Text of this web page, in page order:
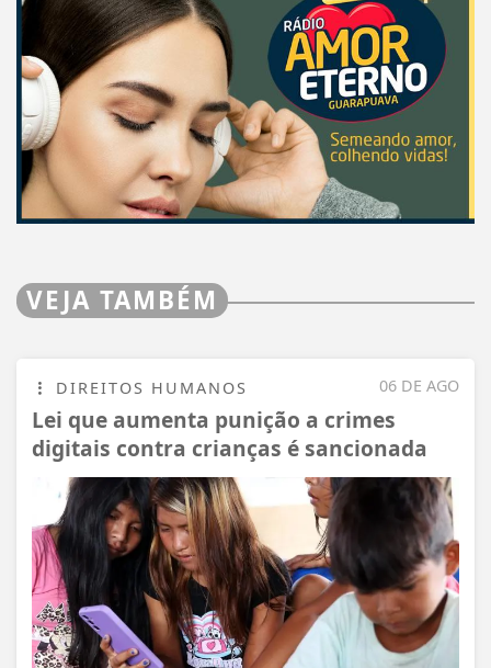
VEJA TAMBÉM
06 DE AGO
DIREITOS HUMANOS
Lei que aumenta punição a crimes
digitais contra crianças é sancionada